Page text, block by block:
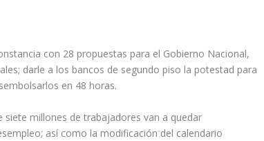
con 28 propuestas para el Gobierno Nacional,
darle a los bancos de segundo piso la potestad para
en 48 horas.
siete millones de trabajadores van a quedar
así como la modificación del calendario